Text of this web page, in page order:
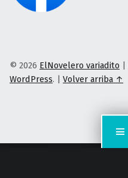
© 2026 ElNovelero variadito |
WordPress. | Volver arriba ↑